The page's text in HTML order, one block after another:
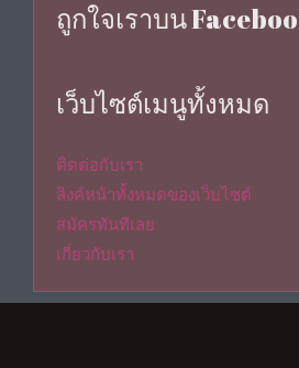
ถูกใจเราบน
เว็บไซต์เมนูทั้งหมด
ติดต่อกับเรา
ลิงค์หน้าทั้งหมดของเว็บไซต์
สมัครทันทีเลย
เกี่ยวกับเรา